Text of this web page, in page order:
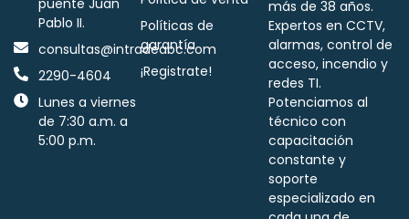
más de 38 años.
Expertos en CCTV,
alarmas, control de
acceso, incendio y
redes TI.
Potenciamos al
técnico con
capacitación
constante y
soporte
especializado en
Políticas de
garantía
¡Registrate!
puente Juan
Pablo II.
consultas@intradeabc.com
2290-4604
Lunes a viernes
de 7:30 a.m. a
5:00 p.m.